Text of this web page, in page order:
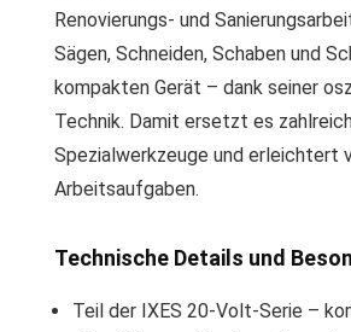
Renovierungs- und
Sägen, Schneiden, Schaben und
kompakten Gerät – dank seiner
Technik. Damit ersetzt es
Spezialwerkzeuge und erleichtert
Arbeitsaufgaben.
Technische Details und
Teil der IXES 20-Volt-Serie –